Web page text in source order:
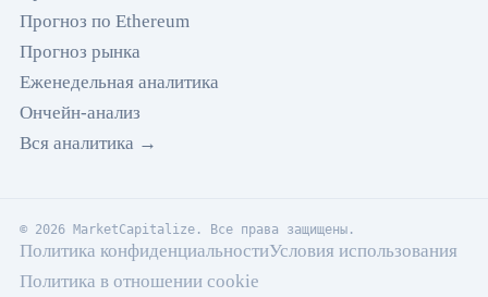
Прогноз по Ethereum
Прогноз рынка
Еженедельная аналитика
Ончейн-анализ
Вся аналитика →
© 2026 MarketCapitalize. Все права защищены.
Политика конфиденциальностиУсловия использования
Политика в отношении cookie